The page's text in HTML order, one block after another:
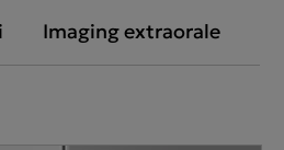
Imaging extraorale